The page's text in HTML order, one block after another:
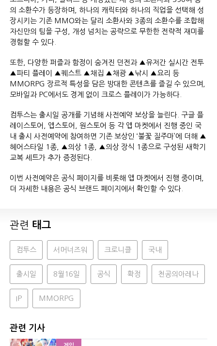
의 소환수가 등장하며, 하나의 캐릭터와 하나의 직업을 선택해 성
장시키는 기존 MMO와는 달리 소환사와 3종의 소환수를 조합해
자신만의 팀을 구성, 개성 넘치는 공략으로 무한한 전략적 재미를
경험할 수 있다.
또한, 다양한 퍼즐과 함정이 숨겨진 던전과 ▲유저간 실시간 전투
▲파티 플레이 ▲퀘스트 ▲채집 ▲채광 ▲낚시 ▲요리 등
MMORPG 장르적 특성을 담은 방대한 콘텐츠를 즐길 수 있으며,
모바일과 PC에서도 경계 없이 크로스 플레이가 가능하다.
컴투스는 출시일 공개를 기념해 사전예약 보상을 늘린다. 구글 플
레이스토어, 앱스토어, 원스토어 등 각 앱 마켓에서 진행 중인 국
내 출시 사전예약에 참여하면 기존 보상인 ‘불꽃 질주마’에 더해 ▲
헤어스타일 1종, ▲의상 1종, ▲의상 장식 1종으로 구성된 새학기
교복 세트가 추가 증정된다.
이번 사전예약은 공식 페이지를 비롯해 앱 마켓에서 진행 중이며,
더 자세한 내용은 공식 브랜드 페이지에서 확인할 수 있다.
관련 태그
컴투스 서머너즈워 크로니클 국내
출시일 8월16일 공식 확정 천공의아레나
IP MMORPG
관련 기사